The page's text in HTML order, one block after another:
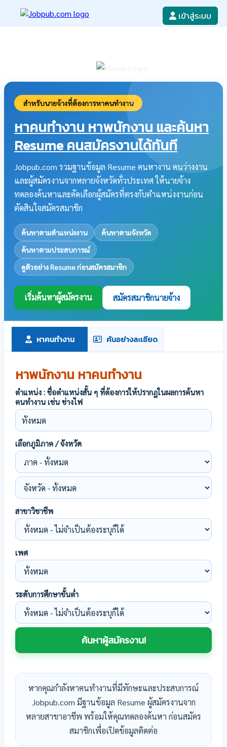
เข้าสู่ระบบ
สำหรับนายจ้างที่ต้องการหาคนทำงาน
หาคนทำงาน หาพนักงาน และค้นหา
Resume คนสมัครงานได้ทันที
Jobpub.com รวมฐานข้อมูล Resume คนหางาน คนว่างงาน
และผู้สมัครงานจากหลายจังหวัดทั่วประเทศ ให้นายจ้าง
ทดลองค้นหาและคัดเลือกผู้สมัครที่ตรงกับตำแหน่งงานก่อน
ตัดสินใจสมัครสมาชิก
ค้นหาตามตำแหน่งงาน
ค้นหาตามจังหวัด
ค้นหาตามประสบการณ์
ดูตัวอย่าง Resume ก่อนสมัครสมาชิก
เริ่มค้นหาผู้สมัครงาน สมัครสมาชิกนายจ้าง
หาคนทำงาน ค้นอย่างละเอียด
หาพนักงาน หาคนทำงาน
ตำแหน่ง : ชื่อตำแหน่งสั้น ๆ ที่ต้องการให้ปรากฏในผลการค้นหา
คนทำงาน เช่น ช่างไฟ
เลือกภูมิภาค / จังหวัด
สาขาวิชาชีพ
เพศ
ระดับการศึกษาขั้นต่ำ
หากคุณกำลังหาคนทำงานที่มีทักษะและประสบการณ์
Jobpub.com มีฐานข้อมูล Resume ผู้สมัครงานจาก
หลายสาขาอาชีพ พร้อมให้คุณทดลองค้นหา ก่อนสมัคร
สมาชิกเพื่อเปิดข้อมูลติดต่อ